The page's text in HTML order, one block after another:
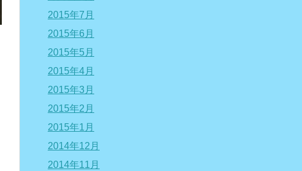
2015年7月
2015年6月
2015年5月
2015年4月
2015年3月
2015年2月
2015年1月
2014年12月
2014年11月